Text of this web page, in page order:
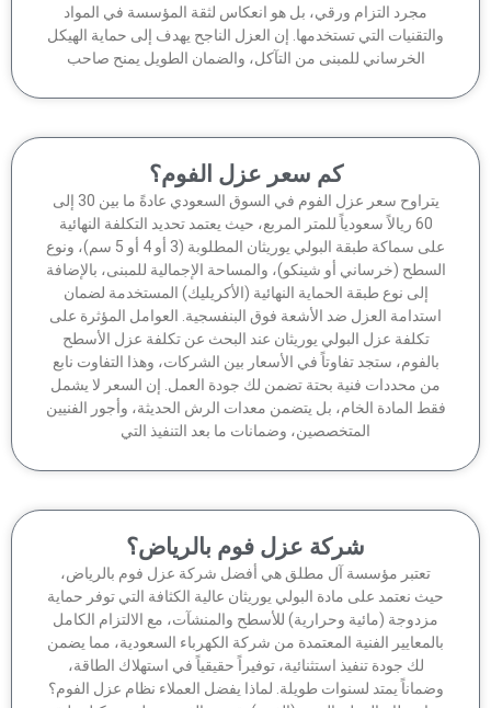
مجرد التزام ورقي، بل هو انعكاس لثقة المؤسسة في المواد
التي تستخدمها. إن العزل الناجح يهدف إلى حماية الهيكل
الخرساني للمبنى من التآكل، والضمان الطويل يمنح صاحب
كم سعر عزل الفوم؟
يتراوح سعر عزل الفوم في السوق السعودي عادةً ما بين 30 إلى
60 ريالاً سعودياً للمتر المربع، حيث يعتمد تحديد التكلفة النهائية
على سماكة طبقة البولي يوريثان المطلوبة (3 أو 4 أو 5 سم)، ونوع
(خرساني أو شينكو)، والمساحة الإجمالية للمبنى، بالإضافة
إلى نوع طبقة الحماية النهائية (الأكريليك) المستخدمة لضمان
العزل ضد الأشعة فوق البنفسجية. العوامل المؤثرة على
تكلفة عزل البولي يوريثان عند البحث عن تكلفة عزل الأسطح
ستجد تفاوتاً في الأسعار بين الشركات، وهذا التفاوت نابع
محددات فنية بحتة تضمن لك جودة العمل. إن السعر لا يشمل
المادة الخام، بل يتضمن معدات الرش الحديثة، وأجور الفنيين
المتخصصين، وضمانات ما بعد التنفيذ التي
شركة عزل فوم بالرياض؟
تعتبر مؤسسة آل مطلق هي أفضل شركة عزل فوم بالرياض،
نعتمد على مادة البولي يوريثان عالية الكثافة التي توفر حماية
(مائية وحرارية) للأسطح والمنشآت، مع الالتزام الكامل
الفنية المعتمدة من شركة الكهرباء السعودية، مما يضمن
لك جودة تنفيذ استثنائية، توفيراً حقيقياً في استهلاك الطاقة،
يمتد لسنوات طويلة. لماذا يفضل العملاء نظام عزل الفوم؟